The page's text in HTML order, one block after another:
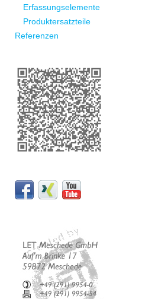
Erfassungselemente
Produktersatzteile
Referenzen